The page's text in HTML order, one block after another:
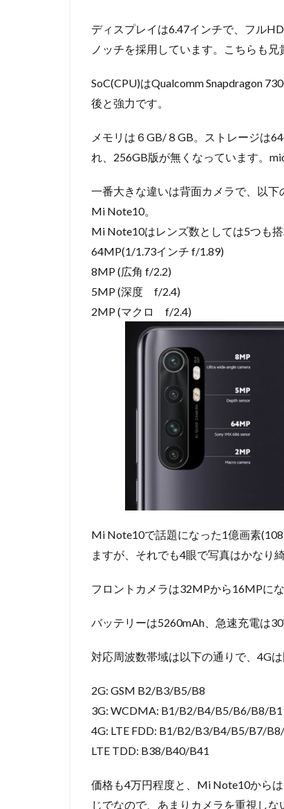
ディスプレイは6.47インチで、フル
ノッチを採用しています。こちらも兄
SoC(CPU)はQualcomm Snapdragon
後と強力です。
メモリは６GB/８GB。ストレージは
れ、256GB版が無くなっています。
一番大きな違いは背面カメラで、以
Mi Note10。
Mi Note10はレンズ数としては5つも
64MP(1/1.73インチ f/1.89)
8MP (広角 f/2.2)
5MP (深度 f/2.4)
2MP (マクロ f/2.4)
Mi Note10で話題になった1億画素
ますが、それでも4眼で写真はかなり
フロントカメラは32MPから16MPにな
バッテリーは5260mAh、急速充電は
対応周波数帯域は以下の通りで、4G
2G: GSM B2/B3/B5/B8
3G: WCDMA: B1/B2/B4/B5/B6/B8/
4G: LTE FDD: B1/B2/B3/B4/B5/B7/
LTE TDD: B38/B40/B41
価格も4万円程度と、Mi Note10から
じでなので、あまりカメラを重視しな